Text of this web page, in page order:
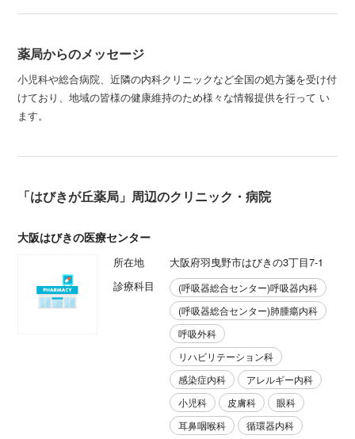
薬局からのメッセージ
小児科や総合病院、近隣の内科クリニックなど全国の処方箋を受け付
けており、地域の皆様の健康維持のため様々な情報提供を行って い
ます。
「はびきが丘薬局」周辺のクリニック・病院
大阪はびきの医療センター
所在地
大阪府羽曳野市はびきの3丁目7-1
診療科目
(呼吸器総合センター)呼吸器内科
(呼吸器総合センター)肺腫瘍内科
呼吸外科
リハビリテーション科
感染症内科
アレルギー内科
小児科
皮膚科
眼科
耳鼻咽喉科
循環器内科